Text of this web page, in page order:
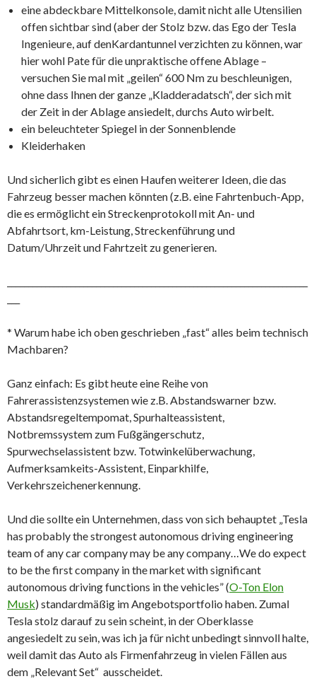
eine abdeckbare Mittelkonsole, damit nicht alle Utensilien
offen sichtbar sind (aber der Stolz bzw. das Ego der Tesla
Ingenieure, auf denKardantunnel verzichten zu können, war
hier wohl Pate für die unpraktische offene Ablage –
versuchen Sie mal mit „geilen“ 600 Nm zu beschleunigen,
ohne dass Ihnen der ganze „Kladderadatsch“, der sich mit
der Zeit in der Ablage ansiedelt, durchs Auto wirbelt.
ein beleuchteter Spiegel in der Sonnenblende
Kleiderhaken
Und sicherlich gibt es einen Haufen weiterer Ideen, die das
Fahrzeug besser machen könnten (z.B. eine Fahrtenbuch-App,
die es ermöglicht ein Streckenprotokoll mit An- und
Abfahrtsort, km-Leistung, Streckenführung und
Datum/Uhrzeit und Fahrtzeit zu generieren.
* Warum habe ich oben geschrieben „fast“ alles beim technisch
Machbaren?
Ganz einfach: Es gibt heute eine Reihe von
Fahrerassistenzsystemen wie z.B. Abstandswarner bzw.
Abstandsregeltempomat, Spurhalteassistent,
Notbremssystem zum Fußgängerschutz,
Spurwechselassistent bzw. Totwinkelüberwachung,
Aufmerksamkeits-Assistent, Einparkhilfe,
Verkehrszeichenerkennung.
Und die sollte ein Unternehmen, dass von sich behauptet „Tesla
has probably the strongest autonomous driving engineering
team of any car company may be any company…We do expect
to be the first company in the market with significant
autonomous driving functions in the vehicles” (O-Ton Elon
Musk) standardmäßig im Angebotsportfolio haben. Zumal
Tesla stolz darauf zu sein scheint, in der Oberklasse
angesiedelt zu sein, was ich ja für nicht unbedingt sinnvoll halte,
weil damit das Auto als Firmenfahrzeug in vielen Fällen aus
dem „Relevant Set“ ausscheidet.